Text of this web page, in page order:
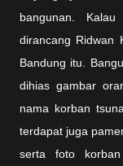
bangunan.
dirancang Ridwan
Bandung itu.
dihias gambar
nama korban
terdapat juga
serta foto